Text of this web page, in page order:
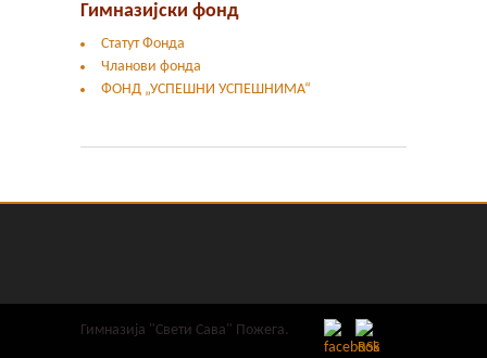
Гимназијски фонд
Статут Фонда
Чланови фонда
ФОНД „УСПЕШНИ УСПЕШНИМА“
Гимназија "Свети Сава" Пожега.